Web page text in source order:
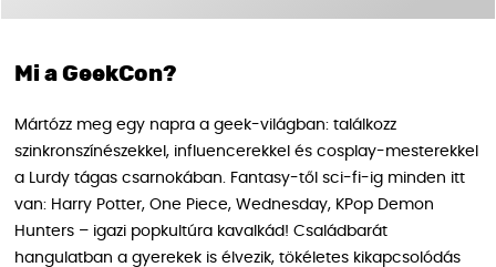
Mi a GeekCon?
Mártózz meg egy napra a geek-világban: találkozz
szinkronszínészekkel, influencerekkel és cosplay-mesterekkel
a Lurdy tágas csarnokában. Fantasy-től sci-fi-ig minden itt
van: Harry Potter, One Piece, Wednesday, KPop Demon
Hunters – igazi popkultúra kavalkád! Családbarát
hangulatban a gyerekek is élvezik, tökéletes kikapcsolódás